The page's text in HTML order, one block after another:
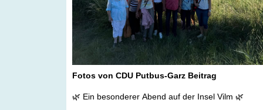
Fotos von CDU Putbus-Garz Beitrag
🌿 Ein besonderer Abend auf der Insel Vilm 🌿